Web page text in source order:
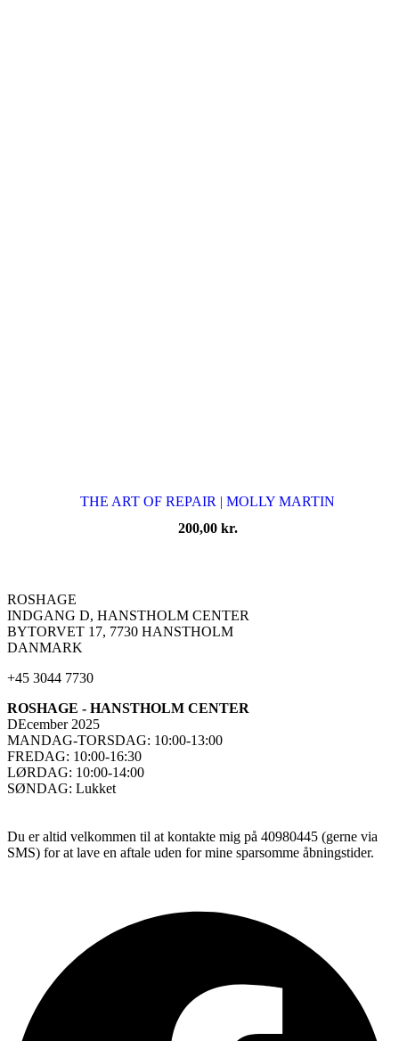
THE ART OF REPAIR | MOLLY MARTIN
200,00 kr.
ROSHAGE
INDGANG D, HANSTHOLM CENTER
BYTORVET 17, 7730 HANSTHOLM
DANMARK
+45 3044 7730
ROSHAGE - HANSTHOLM CENTER
DEcember 2025
MANDAG-TORSDAG: 10:00-13:00
FREDAG: 10:00-16:30
LØRDAG: 10:00-14:00
SØNDAG: Lukket
Du er altid velkommen til at kontakte mig på 40980445 (gerne via
SMS) for at lave en aftale uden for mine sparsomme åbningstider.